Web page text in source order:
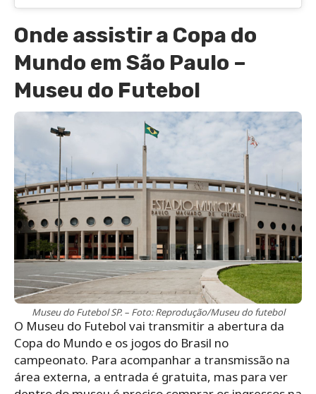
Onde assistir a Copa do
Mundo em São Paulo –
Museu do Futebol
Museu do Futebol SP. – Foto: Reprodução/Museu do futebol
O Museu do Futebol vai transmitir a abertura da
Copa do Mundo e os jogos do Brasil no
campeonato. Para acompanhar a transmissão na
área externa, a entrada é gratuita, mas para ver